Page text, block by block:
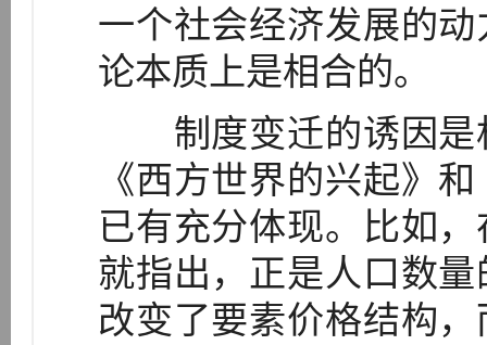
一个社会经济发展的
论本质上是相合的。
制度变迁的诱因是
《西方世界的兴起》
已有充分体现。比如
就指出，正是人口数
改变了要素价格结构